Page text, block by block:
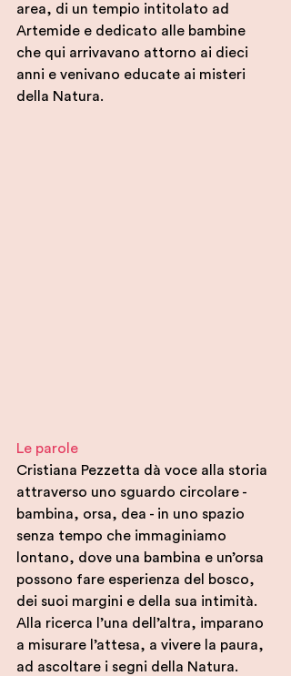
area, di un tempio intitolato ad
Artemide e dedicato alle bambine
che qui arrivavano attorno ai dieci
anni e venivano educate ai misteri
della Natura.
Le parole
Cristiana Pezzetta dà voce alla storia
attraverso uno sguardo circolare -
bambina, orsa, dea - in uno spazio
senza tempo che immaginiamo
lontano, dove una bambina e un’orsa
possono fare esperienza del bosco,
dei suoi margini e della sua intimità.
Alla ricerca l’una dell’altra, imparano
a misurare l’attesa, a vivere la paura,
ad ascoltare i segni della Natura.